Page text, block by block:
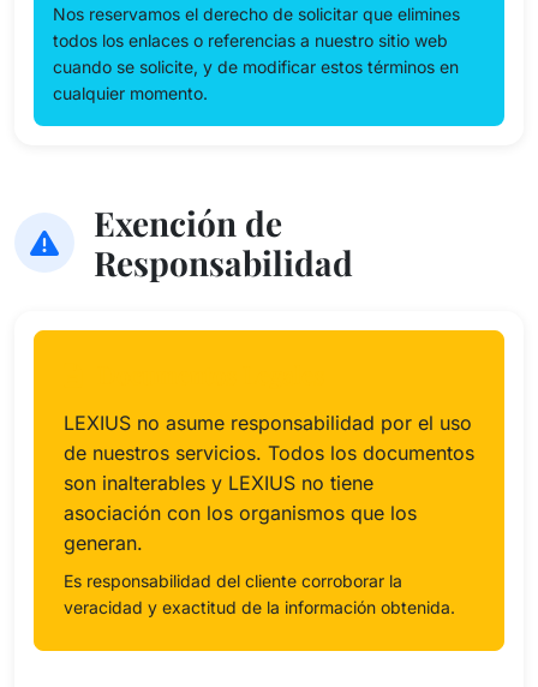
Nos reservamos el derecho de solicitar que elimines
todos los enlaces o referencias a nuestro sitio web
cuando se solicite, y de modificar estos términos en
cualquier momento.
Exención de
Responsabilidad
LEXIUS no asume responsabilidad por el uso
de nuestros servicios. Todos los documentos
son inalterables y LEXIUS no tiene
asociación con los organismos que los
generan.
Es responsabilidad del cliente corroborar la
veracidad y exactitud de la información obtenida.